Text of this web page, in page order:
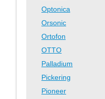
Optonica
Orsonic
Ortofon
OTTO
Palladium
Pickering
Pioneer